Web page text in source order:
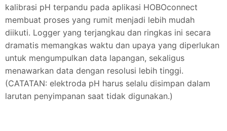
kalibrasi pH terpandu pada aplikasi HOBOconnect
membuat proses yang rumit menjadi lebih mudah
diikuti. Logger yang terjangkau dan ringkas ini secara
dramatis memangkas waktu dan upaya yang diperlukan
untuk mengumpulkan data lapangan, sekaligus
menawarkan data dengan resolusi lebih tinggi.
(CATATAN: elektroda pH harus selalu disimpan dalam
larutan penyimpanan saat tidak digunakan.)